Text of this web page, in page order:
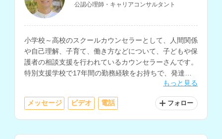
公認心理師・キャリアコンサルタント
小学校～高校のスクールカウンセラーとして、人間関係
や自己理解、子育て、働き方などについて、子どもや保
護者の相談支援を行われているカウンセラーさんです。
特別支援学校で17年間の勤務経験をお持ちで、発達障
がい、思考の癖、キャリアの相談などにも対応されてい
もっと見る
メッセージ ビデオ 電話 フォロー